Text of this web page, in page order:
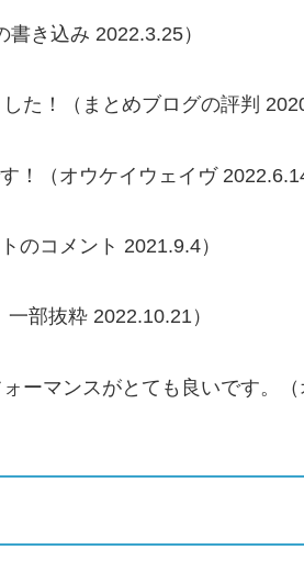
き込み 2022.3.25）
た！（まとめブログの評判
！（オウケイウェイヴ 2022.6.14
のコメント 2021.9.4）
部抜粋 2022.10.21）
ーマンスがとても良いです。（